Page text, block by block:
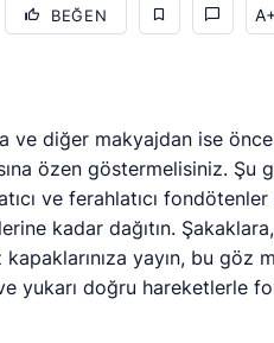
BEĞEN A+
ve diğer makyajdan ise önce
özen göstermelisiniz. Şu
ve ferahlatıcı
kadar dağıtın.
yayın, bu göz
yukarı doğru hareketlerle